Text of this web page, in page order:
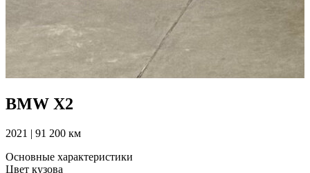
BMW X2
2021 | 91 200 км
Основные характеристики
Цвет кузова